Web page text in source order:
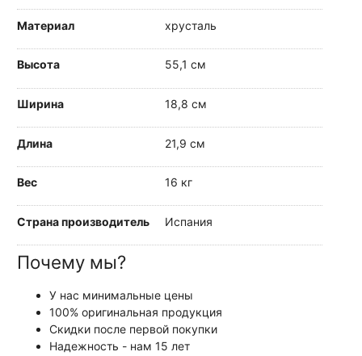
Материал хрусталь
Высота 55,1 см
Ширина 18,8 см
Длина 21,9 см
Вес 16 кг
Страна производитель Испания
Почему мы?
У нас минимальные цены
100% оригинальная продукция
Скидки после первой покупки
Надежность - нам 15 лет